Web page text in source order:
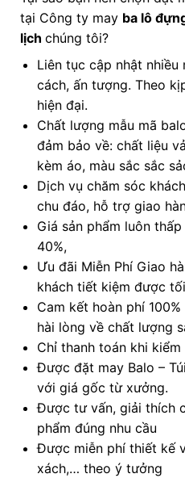
tại Công ty may ba lô
lịch chúng tôi?
Liên tục cập nhật nhiều
cách, ấn tượng. Theo
hiện đại.
Chất lượng mẫu mã
đảm bảo về: chất liệu
kèm áo, màu sắc sắc
Dịch vụ chăm sóc
chu đáo, hỗ trợ giao
Giá sản phẩm luôn
40%,
Ưu đãi Miễn Phí Giao
khách tiết kiệm được
Cam kết hoàn phí
hài lòng về chất lượng
Chỉ thanh toán khi
Được đặt may Balo –
với giá gốc từ xưởng.
Được tư vấn, giải thích
phẩm đúng nhu cầu
Được miễn phí thiết kế
xách,… theo ý tưởng